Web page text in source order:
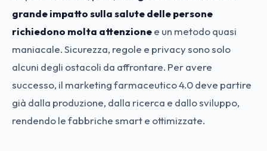
grande impatto sulla salute delle persone
richiedono molta attenzionee un metodo quasi
maniacale. Sicurezza, regole e privacy sono solo
alcuni degli ostacoli da affrontare. Per avere
successo, il marketing farmaceutico 4.0 deve partire
già dalla produzione, dalla ricerca e dallo sviluppo,
rendendo le fabbriche smart e ottimizzate.